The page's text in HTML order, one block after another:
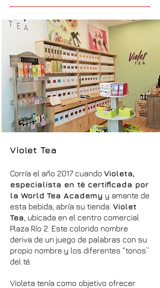
Violet Tea
Corría el año 2017 cuando Violeta,
especialista en té certificada por
la World Tea Academy y amante de
esta bebida, abría su tienda: Violet
Tea , ubicada en el centro comercial
Plaza Río 2. Este colorido nombre
deriva de un juego de palabras con su
propio nombre y los diferentes “tonos”
del té.
Violeta tenía como objetivo ofrecer